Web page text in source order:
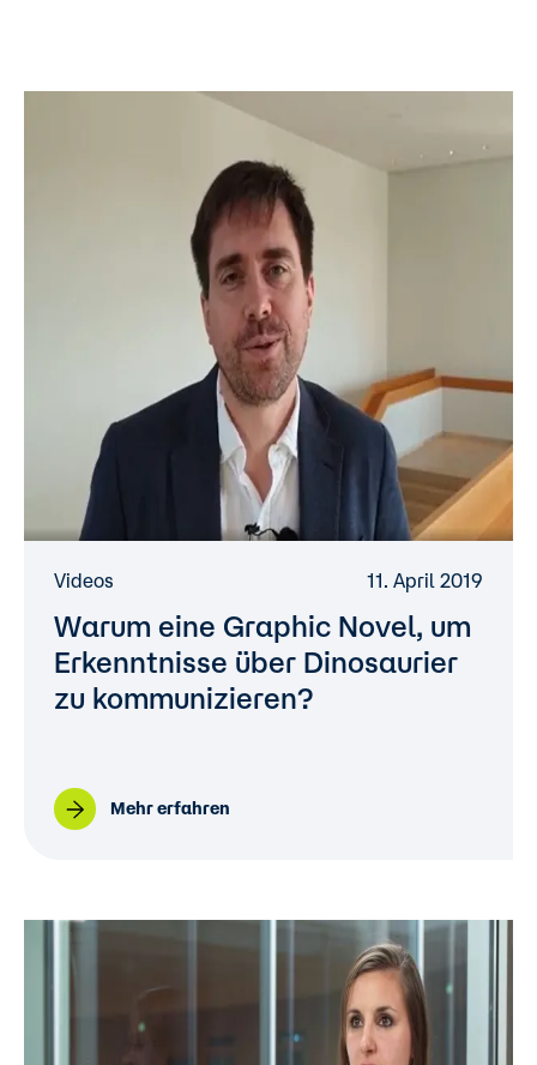
Videos 11. April 2019
Warum eine Graphic Novel, um
Erkenntnisse über Dinosaurier
zu kommunizieren?
Mehr erfahren